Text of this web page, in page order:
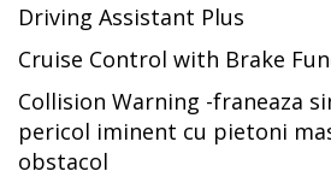
Driving Assistant Plus
Cruise Control with Brake
Collision Warning -franeaza
pericol iminent cu pietoni
obstacol